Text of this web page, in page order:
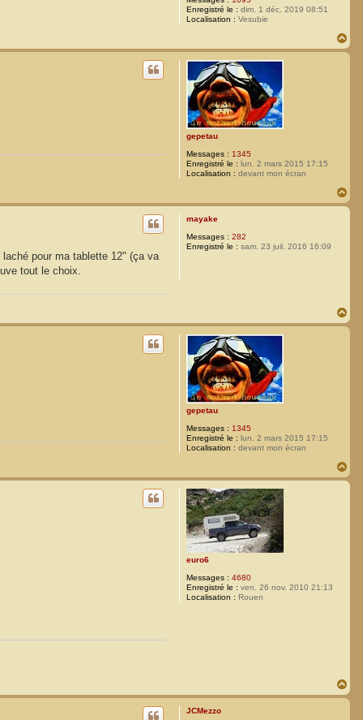
Enregistré le : dim. 1 déc. 2019 08:51
Localisation : Vesubie
a
gepetau
Messages : 1345
Enregistré le : lun. 2 mars 2015 17:15
Localisation : devant mon écran
a
u
mayake
Messages : 282
Enregistré le : sam. 23 juil. 2016 16:09
laché pour ma tablette 12" (ça va
tout le choix.
a
u
gepetau
Messages : 1345
Enregistré le : lun. 2 mars 2015 17:15
Localisation : devant mon écran
a
u
euro6
Messages : 4680
Enregistré le : ven. 26 nov. 2010 21:13
Localisation : Rouen
a
JCMezzo